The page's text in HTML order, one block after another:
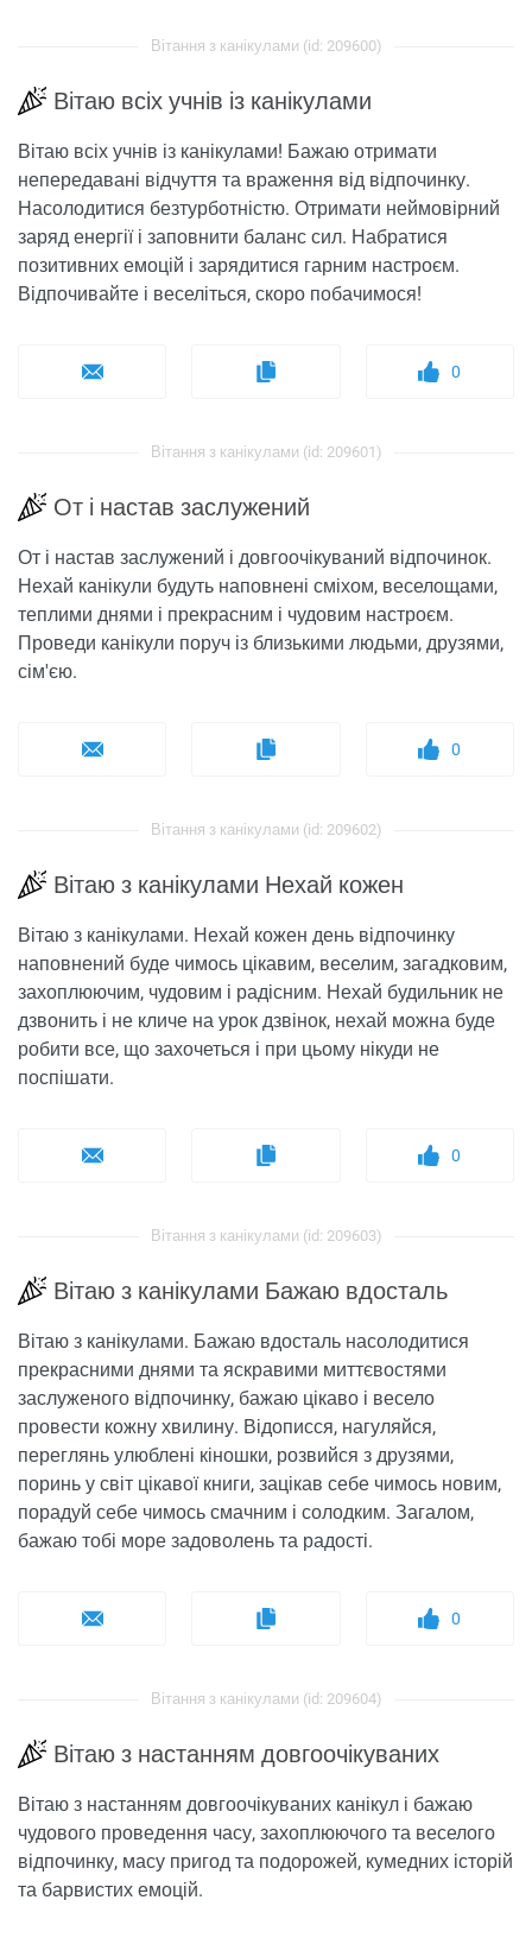
Вітання з канікулами (id: 209600)
Вітаю всіх учнів із канікулами
Вітаю всіх учнів із канікулами! Бажаю отримати
непередавані відчуття та враження від відпочинку.
Насолодитися безтурботністю. Отримати неймовірний
заряд енергії і заповнити баланс сил. Набратися
позитивних емоцій і зарядитися гарним настроєм.
Відпочивайте і веселіться, скоро побачимося!
0
Вітання з канікулами (id: 209601)
От і настав заслужений
От і настав заслужений і довгоочікуваний відпочинок.
Нехай канікули будуть наповнені сміхом, веселощами,
теплими днями і прекрасним і чудовим настроєм.
Проведи канікули поруч із близькими людьми, друзями,
сім'єю.
0
Вітання з канікулами (id: 209602)
Вітаю з канікулами Нехай кожен
Вітаю з канікулами. Нехай кожен день відпочинку
наповнений буде чимось цікавим, веселим, загадковим,
захоплюючим, чудовим і радісним. Нехай будильник не
дзвонить і не кличе на урок дзвінок, нехай можна буде
робити все, що захочеться і при цьому нікуди не
поспішати.
0
Вітання з канікулами (id: 209603)
Вітаю з канікулами Бажаю вдосталь
Вітаю з канікулами. Бажаю вдосталь насолодитися
прекрасними днями та яскравими миттєвостями
заслуженого відпочинку, бажаю цікаво і весело
провести кожну хвилину. Відописся, нагуляйся,
переглянь улюблені кіношки, розвийся з друзями,
поринь у світ цікавої книги, зацікав себе чимось новим,
порадуй себе чимось смачним і солодким. Загалом,
бажаю тобі море задоволень та радості.
0
Вітання з канікулами (id: 209604)
Вітаю з настанням довгоочікуваних
Вітаю з настанням довгоочікуваних канікул і бажаю
чудового проведення часу, захоплюючого та веселого
відпочинку, масу пригод та подорожей, кумедних історій
та барвистих емоцій.